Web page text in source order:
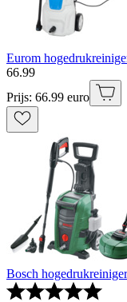
Eurom
66.99
Prijs: 66.99 euro
Bosch